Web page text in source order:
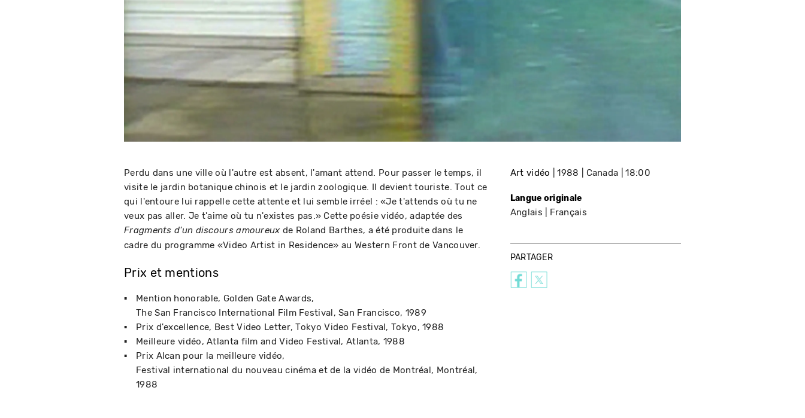
Perdu dans une ville où l'autre est absent, l'amant attend. Pour passer le temps, il
visite le jardin botanique chinois et le jardin zoologique. Il devient touriste. Tout ce
qui l'entoure lui rappelle cette attente et lui semble irréel : «Je t'attends où tu ne
veux pas aller. Je t'aime où tu n'existes pas.» Cette poésie vidéo, adaptée des
Fragments d'un discours amoureux de Roland Barthes, a été produite dans le
cadre du programme «Video Artist in Residence» au Western Front de Vancouver.
Prix et mentions
Mention honorable, Golden Gate Awards
The San Francisco International Film Festival San Francisco 1989
Prix d'excellence, Best Video Letter Tokyo Video Festival Tokyo 1988
Meilleure vidéo Atlanta film and Video Festival Atlanta 1988
Prix Alcan pour la meilleure vidéo
Festival international du nouveau cinéma et de la vidéo de Montréal
Montréal
1988
Art vidéo 1988 Canada 18:00
Langue originale
Anglais Français
PARTAGER